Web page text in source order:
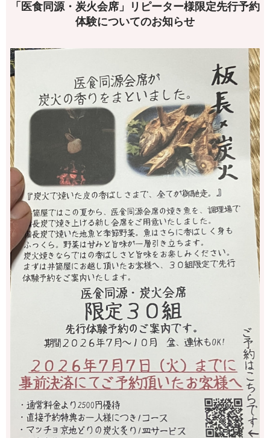
「医食同源・炭火会席」リピーター様限定先行予約
体験についてのお知らせ